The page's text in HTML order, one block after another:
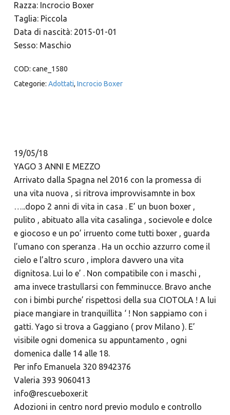
Razza: Incrocio Boxer
Taglia: Piccola
Data di nascità: 2015-01-01
Sesso: Maschio
COD: cane_1580
Categorie: Adottati, Incrocio Boxer
19/05/18
YAGO 3 ANNI E MEZZO
Arrivato dalla Spagna nel 2016 con la promessa di
una vita nuova , si ritrova improvvisamnte in box
…..dopo 2 anni di vita in casa . E’ un buon boxer ,
pulito , abituato alla vita casalinga , socievole e dolce
e giocoso e un po’ irruento come tutti boxer , guarda
l’umano con speranza . Ha un occhio azzurro come il
cielo e l’altro scuro , implora davvero una vita
dignitosa. Lui lo e’ . Non compatibile con i maschi ,
ama invece trastullarsi con femminucce. Bravo anche
con i bimbi purche’ rispettosi della sua CIOTOLA ! A lui
piace mangiare in tranquillita ‘ ! Non sappiamo con i
gatti. Yago si trova a Gaggiano ( prov Milano ). E’
visibile ogni domenica su appuntamento , ogni
domenica dalle 14 alle 18.
Per info Emanuela 320 8942376
Valeria 393 9060413
info@rescueboxer.it
Adozioni in centro nord previo modulo e controllo